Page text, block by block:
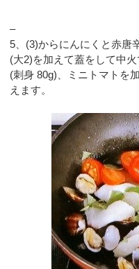
–
5、(3)からにんにくと赤唐
(大2)を加えて蓋をして中
(刺身 80g)、ミニトマトを
えます。